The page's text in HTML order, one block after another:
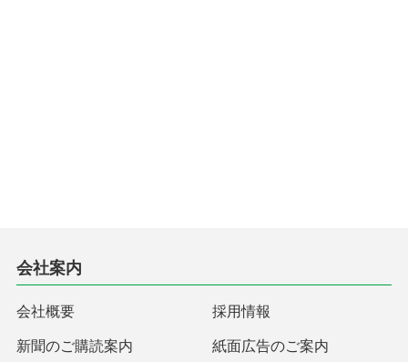
会社案内
会社概要 採用情報
新聞のご購読案内 紙面広告のご案内